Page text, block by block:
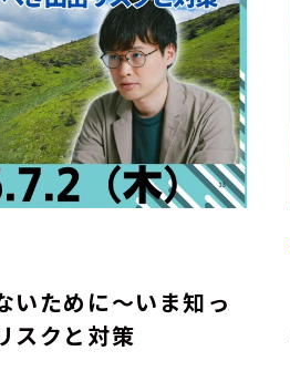
いために～いま知っ
スクと対策